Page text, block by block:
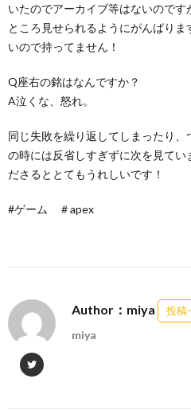
いたのでアーカイブ等はないので
ところ見せられるようにがんばり
いので持ってません！
Q座右の銘はなんですか？
A泣くな、怒れ。
同じ失敗を繰り返してしまったり
の時には反省しすぎずに次を見てい
ださるととてもうれしいです！
#ゲーム ＃apex
Author：miya 投稿
miya